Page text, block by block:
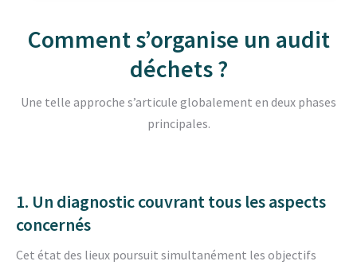
Comment s’organise un audit
déchets ?
Une telle approche s’articule globalement en deux phases
principales.
1. Un diagnostic couvrant tous les aspects
concernés
Cet état des lieux poursuit simultanément les objectifs